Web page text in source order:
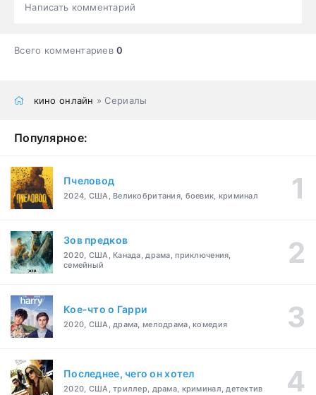
Написать комментарий
Всего комментариев0
кино онлайн » Сериалы
Популярное:
Пчеловод
2024, США, Великобритания, боевик, криминал
Зов предков
2020, США, Канада, драма, приключения,
семейный
Кое-что о Гарри
2020, США, драма, мелодрама, комедия
Последнее, чего он хотел
2020, США, триллер, драма, криминал, детектив